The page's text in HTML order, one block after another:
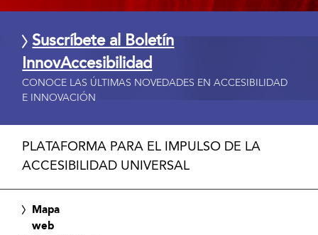
Suscríbete al Boletín
InnovAccesibilidad
CONOCE LAS ÚLTIMAS NOVEDADES EN ACCESIBILIDAD
E INNOVACIÓN
PLATAFORMA PARA EL IMPULSO DE LA
ACCESIBILIDAD UNIVERSAL
Mapa
web